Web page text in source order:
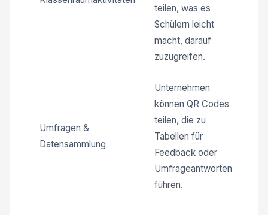
teilen, was es
Schülern leicht
macht, darauf
zuzugreifen.
Umfragen &
Datensammlung
Unternehmen
können QR Codes
teilen, die zu
Tabellen für
Feedback oder
Umfrageantworten
führen.